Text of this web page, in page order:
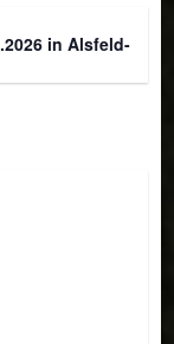
in Alsfeld-